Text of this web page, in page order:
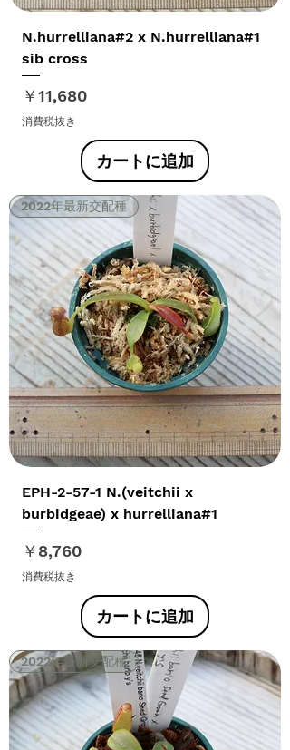
N.hurrelliana#2 x N.hurrelliana#1
sib cross
価格
￥11,680
消費税抜き
カートに追加
2022年最新交配種
EPH-2-57-1 N.(veitchii x
burbidgeae) x hurrelliana#1
価格
￥8,760
消費税抜き
カートに追加
2022年最新交配種